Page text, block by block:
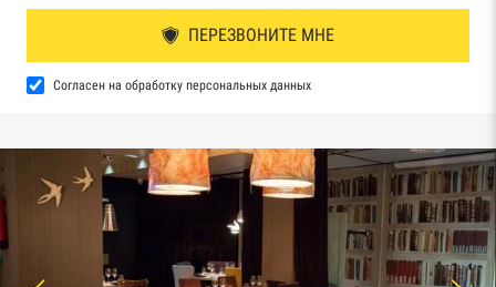
ПЕРЕЗВОНИТЕ МНЕ
Согласен на обработку персональных данных